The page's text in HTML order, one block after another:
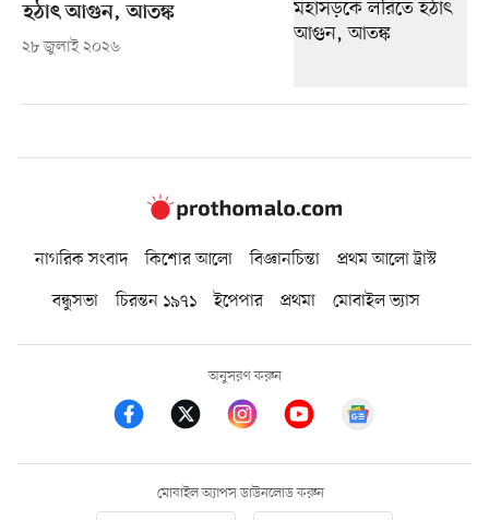
হঠাৎ আগুন, আতঙ্ক
২৮ জুলাই ২০২৬
নাগরিক সংবাদ কিশোর আলো বিজ্ঞানচিন্তা
প্রথম আলো ট্রাস্ট
বন্ধুসভা
চিরন্তন ১৯৭১ ইপেপার প্রথমা মোবাইল ভ্যাস
অনুসরণ করুন
মোবাইল অ্যাপস ডাউনলোড করুন